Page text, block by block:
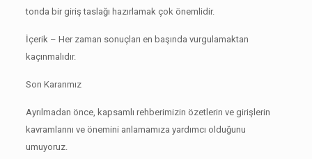
tonda bir giriş taslağı hazırlamak çok önemlidir.
İçerik – Her zaman sonuçları en başında vurgulamaktan
kaçınmalıdır.
Son Kararımız
Ayrılmadan önce, kapsamlı rehberimizin özetlerin ve girişlerin
kavramlarını ve önemini anlamamıza yardımcı olduğunu
umuyoruz.